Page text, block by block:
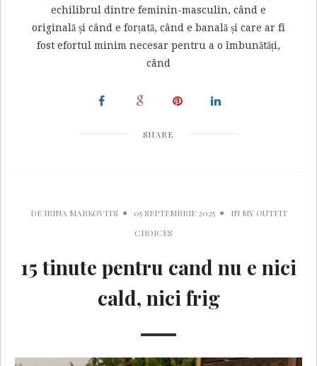
echilibrul dintre feminin-masculin, când e
originală și când e forțată, când e banală și care ar fi
fost efortul minim necesar pentru a o îmbunătăți,
când
SHARE
DE IRINA MARKOVITS 05 SEPTEMBRIE 2025 IN MY OUTFIT
CHOICES
15 tinute pentru cand nu e nici
cald, nici frig